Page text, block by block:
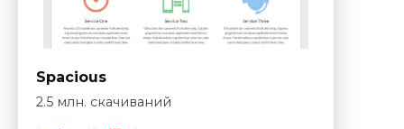
Spacious
2.5 млн. скачиваний